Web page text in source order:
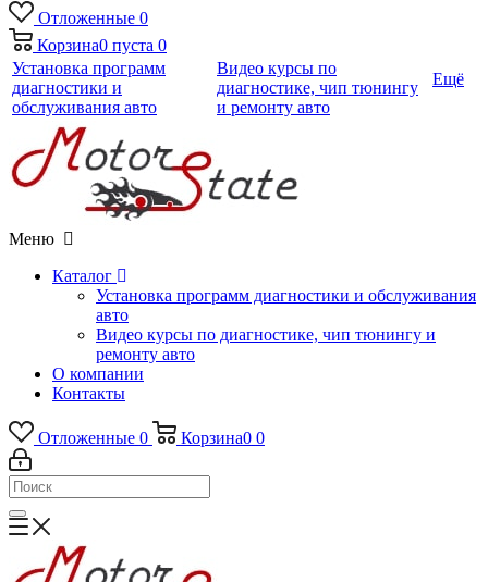
Отложенные 0
Корзина0 пуста 0
Установка программ
диагностики и
обслуживания авто
Видео курсы по
диагностике, чип тюнингу
и ремонту авто
Ещё
Меню
Каталог
Установка программ диагностики и обслуживания
авто
Видео курсы по диагностике, чип тюнингу и
ремонту авто
О компании
Контакты
Отложенные 0 Корзина0 0